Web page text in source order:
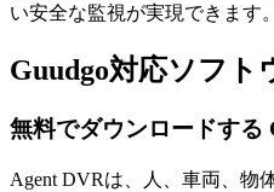
い安全な監視が実現できます。
Guudgo対応ソフト
無料でダウンロードする
Agent DVRは、人、車両、物